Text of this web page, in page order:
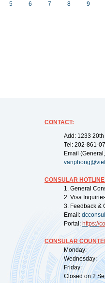
5 6 7 8 9
CONTACT:
Add: 1233
Tel: 202-861-
Email
CONSULAR
1. General
2. Visa
3. Feedback &
Email:
Portal: https://
CONSULAR
Monday:
Wednesday:
Friday:
Closed on 2